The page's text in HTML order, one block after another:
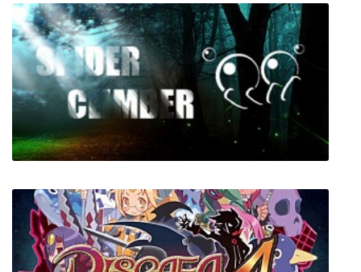
Fast & Furious: Spy Racers - Rise of
SH1FT3R